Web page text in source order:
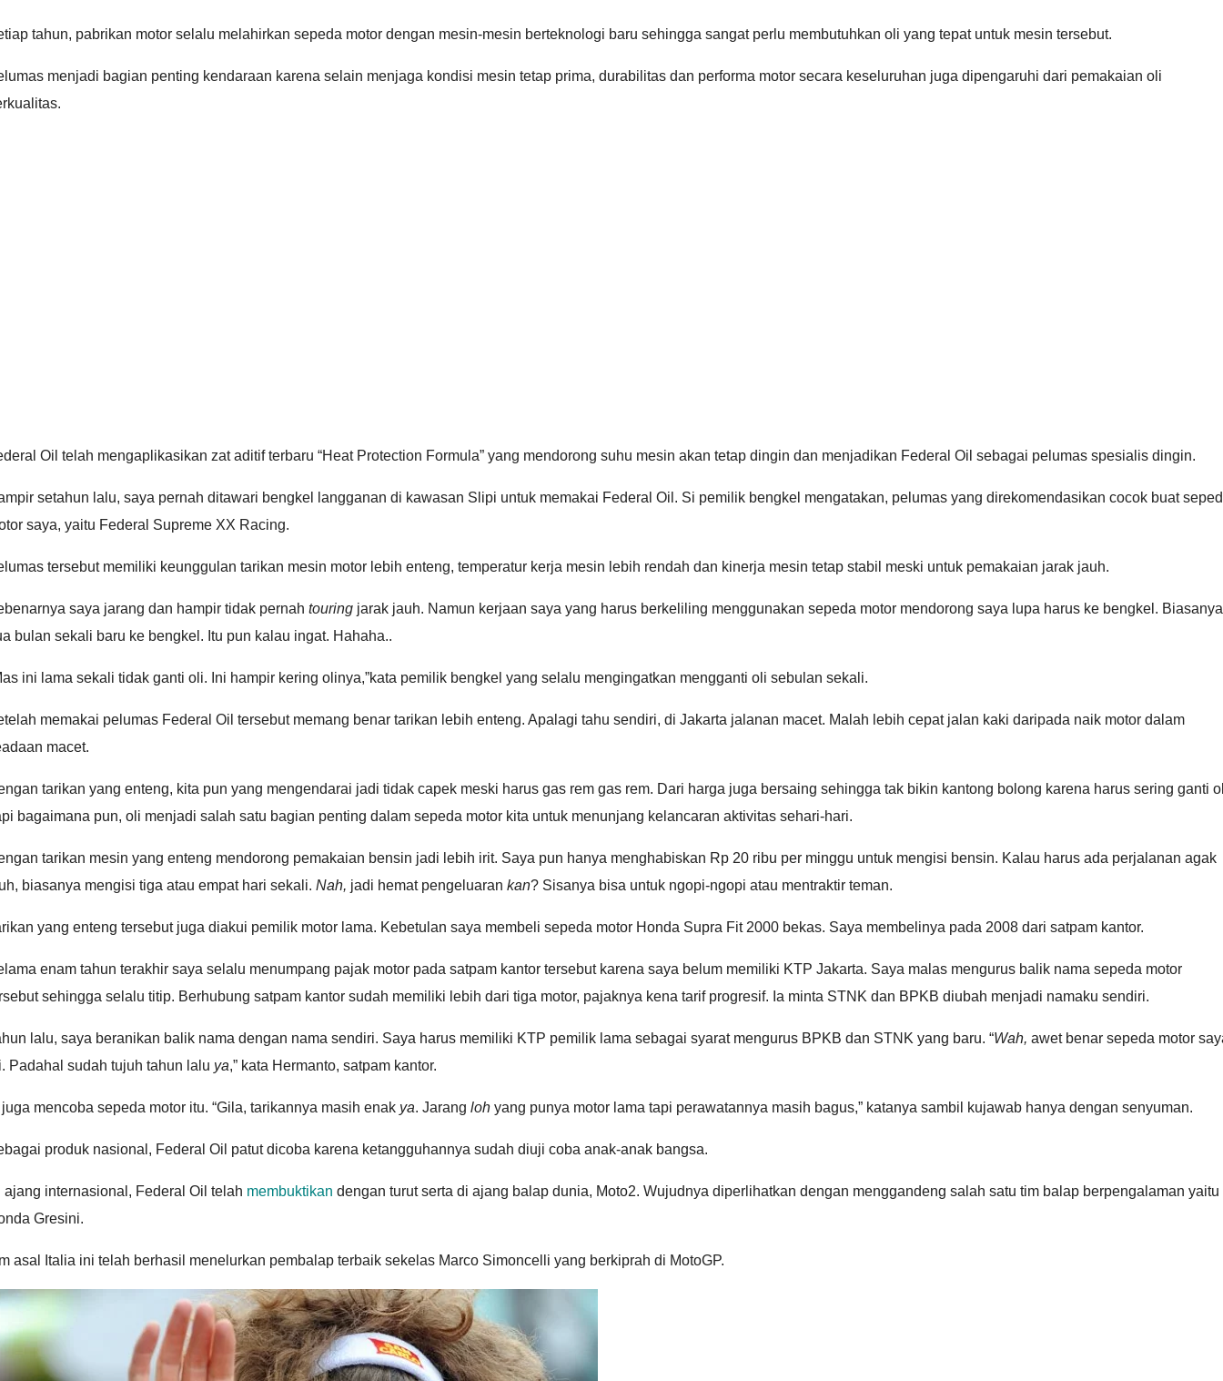
tahun, pabrikan motor selalu melahirkan sepeda motor dengan mesin-mesin berteknologi baru sehingga sangat perlu membutuhkan oli yang tepat untuk mesin tersebut.
menjadi bagian penting kendaraan karena selain menjaga kondisi mesin tetap prima, durabilitas dan performa motor secara keseluruhan juga dipengaruhi dari pemakaian oli
Oil telah mengaplikasikan zat aditif terbaru “Heat Protection Formula” yang mendorong suhu mesin akan tetap dingin dan menjadikan Federal Oil sebagai pelumas spesialis dingin.
setahun lalu, saya pernah ditawari bengkel langganan di kawasan Slipi untuk memakai Federal Oil. Si pemilik bengkel mengatakan, pelumas yang direkomendasikan cocok buat
saya, yaitu Federal Supreme XX Racing.
tersebut memiliki keunggulan tarikan mesin motor lebih enteng, temperatur kerja mesin lebih rendah dan kinerja mesin tetap stabil meski untuk pemakaian jarak jauh.
saya jarang dan hampir tidak pernah touring jarak jauh. Namun kerjaan saya yang harus berkeliling menggunakan sepeda motor mendorong saya lupa harus ke bengkel. Biasanya
bulan sekali baru ke bengkel. Itu pun kalau ingat. Hahaha..
ini lama sekali tidak ganti oli. Ini hampir kering olinya,”kata pemilik bengkel yang selalu mengingatkan mengganti oli sebulan sekali.
memakai pelumas Federal Oil tersebut memang benar tarikan lebih enteng. Apalagi tahu sendiri, di Jakarta jalanan macet. Malah lebih cepat jalan kaki daripada naik motor dalam
macet.
tarikan yang enteng, kita pun yang mengendarai jadi tidak capek meski harus gas rem gas rem. Dari harga juga bersaing sehingga tak bikin kantong bolong karena harus sering ganti
bagaimana pun, oli menjadi salah satu bagian penting dalam sepeda motor kita untuk menunjang kelancaran aktivitas sehari-hari.
tarikan mesin yang enteng mendorong pemakaian bensin jadi lebih irit. Saya pun hanya menghabiskan Rp 20 ribu per minggu untuk mengisi bensin. Kalau harus ada perjalanan agak
biasanya mengisi tiga atau empat hari sekali. Nah, jadi hemat pengeluaran kan? Sisanya bisa untuk ngopi-ngopi atau mentraktir teman.
yang enteng tersebut juga diakui pemilik motor lama. Kebetulan saya membeli sepeda motor Honda Supra Fit 2000 bekas. Saya membelinya pada 2008 dari satpam kantor.
enam tahun terakhir saya selalu menumpang pajak motor pada satpam kantor tersebut karena saya belum memiliki KTP Jakarta. Saya malas mengurus balik nama sepeda motor
sehingga selalu titip. Berhubung satpam kantor sudah memiliki lebih dari tiga motor, pajaknya kena tarif progresif. Ia minta STNK dan BPKB diubah menjadi namaku sendiri.
lalu, saya beranikan balik nama dengan nama sendiri. Saya harus memiliki KTP pemilik lama sebagai syarat mengurus BPKB dan STNK yang baru. “Wah, awet benar sepeda motor
Padahal sudah tujuh tahun lalu ya,” kata Hermanto, satpam kantor.
mencoba sepeda motor itu. “Gila, tarikannya masih enak ya. Jarang loh yang punya motor lama tapi perawatannya masih bagus,” katanya sambil kujawab hanya dengan senyuman.
produk nasional, Federal Oil patut dicoba karena ketangguhannya sudah diuji coba anak-anak bangsa.
ajang internasional, Federal Oil telah membuktikan dengan turut serta di ajang balap dunia, Moto2. Wujudnya diperlihatkan dengan menggandeng salah satu tim balap berpengalaman yaitu
Gresini.
asal Italia ini telah berhasil menelurkan pembalap terbaik sekelas Marco Simoncelli yang berkiprah di MotoGP.